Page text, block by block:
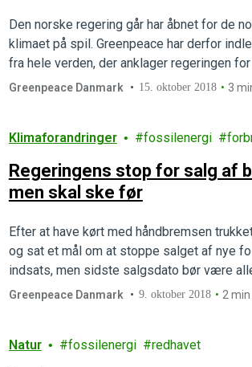
Den norske regering går har åbnet for de
klimaet på spil. Greenpeace har derfor
fra hele verden, der anklager regeringen
del af en bevægelse, hvor…
Greenpeace Danmark 15. oktober 2018 3
Klimaforandringer fossilenergi
Regeringens stop for salg af
men skal ske før
Efter at have kørt med håndbremsen
og sat et mål om at stoppe salget af nye
indsats, men sidste salgsdato bør være
Greenpeace Danmark 9. oktober 2018 2
Natur fossilenergi redhavet